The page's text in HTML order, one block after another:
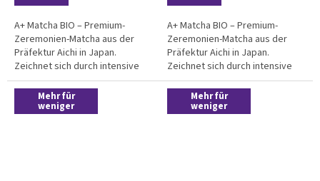
A+ Matcha BIO – Premium-
Zeremonien-Matcha aus der
Präfektur Aichi in Japan.
Zeichnet sich durch intensive
grüne Farbe, sanftn Geschmack
und außergewöhnliche
Cremigkeit aus. Zertifiziert Bio,
A+ Matcha BIO – Premium-
Zeremonien-Matcha aus der
Präfektur Aichi in Japan.
Zeichnet sich durch intensive
grüne Farbe, sanftn Geschmack
und außergewöhnliche
Cremigkeit aus. Zertifiziert Bio,
Mehr für
weniger
Mehr für
weniger